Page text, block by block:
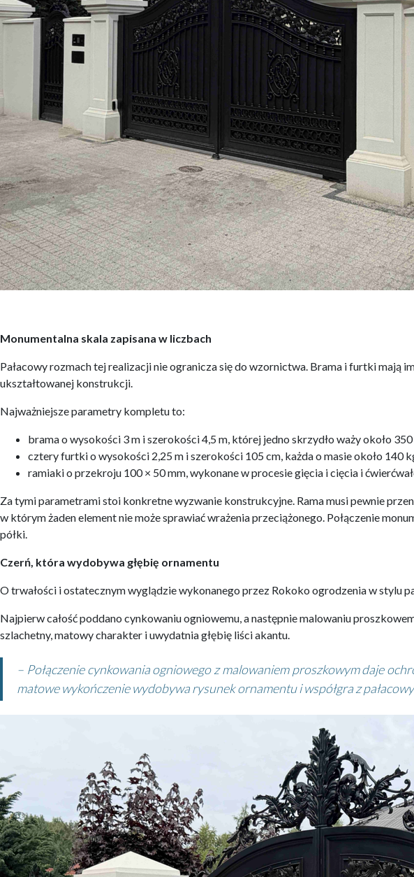
Monumentalna skala zapisana w liczbach
Pałacowy rozmach tej realizacji nie ogranicza się do wzornictwa. Brama i furtki mają
ukształtowanej konstrukcji.
Najważniejsze parametry kompletu to:
brama o wysokości 3 m i szerokości 4,5 m, której jedno skrzydło waży około
cztery furtki o wysokości 2,25 m i szerokości 105 cm, każda o masie około 140
ramiaki o przekroju 100 × 50 mm, wykonane w procesie gięcia i cięcia i
Za tymi parametrami stoi konkretne wyzwanie konstrukcyjne. Rama musi pewnie
w którym żaden element nie może sprawiać wrażenia przeciążonego. Połączenie
półki.
Czerń, która wydobywa głębię ornamentu
O trwałości i ostatecznym wyglądzie wykonanego przez Rokoko ogrodzenia w stylu
Najpierw całość poddano cynkowaniu ogniowemu, a następnie malowaniu
szlachetny, matowy charakter i uwydatnia głębię liści akantu.
– Połączenie cynkowania ogniowego z malowaniem proszkowym daje
matowe wykończenie wydobywa rysunek ornamentu i współgra z